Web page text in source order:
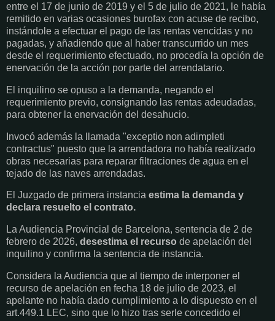
entre el 17 de junio de 2019 y el 5 de julio de 2021, le había
remitido en varias ocasiones burofax con acuse de recibo,
instándole a efectuar el pago de las rentas vencidas y no
pagadas, y añadiendo que al haber transcurrido un mes
desde el requerimiento efectuado, no procedía la opción de
enervación de la acción por parte del arrendatario.
El inquilino se opuso a la demanda, negando el
requerimiento previo, consignando las rentas adeudadas,
para obtener la enervación del desahucio.
Invocó además la llamada "exceptio non adimpleti
contractus" puesto que la arrendadora no había realizado
obras necesarias para reparar filtraciones de agua en el
tejado de las naves arrendadas.
El Juzgado de primera instancia estima la demanda y
declara resuelto el contrato.
La Audiencia Provincial de Barcelona, sentencia de 2 de
febrero de 2026, desestima el recurso de apelación del
inquilino y confirma la sentencia de instancia.
Considera la Audiencia que al tiempo de interponer el
recurso de apelación en fecha 18 de julio de 2023, el
apelante no había dado cumplimiento a lo dispuesto en el
art.449.1 LEC, sino que lo hizo tras serle concedido el